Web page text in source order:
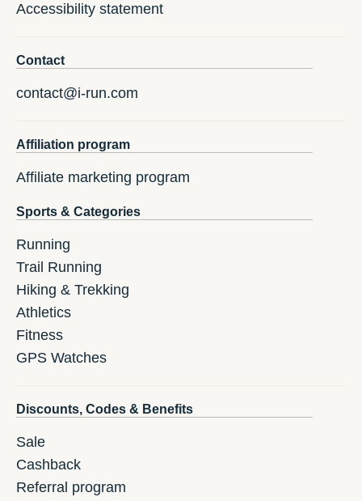
Accessibility statement
Contact
contact@i-run.com
Affiliation program
Affiliate marketing program
Sports & Categories
Running
Trail Running
Hiking & Trekking
Athletics
Fitness
GPS Watches
Discounts, Codes & Benefits
Sale
Cashback
Referral program